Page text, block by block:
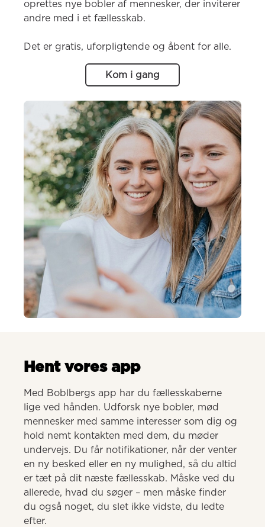
oprettes nye bobler af mennesker, der inviterer
andre med i et fællesskab.
Det er gratis, uforpligtende og åbent for alle.
Kom i gang
Hent vores app
Med Boblbergs app har du fællesskaberne
lige ved hånden. Udforsk nye bobler, mød
mennesker med samme interesser som dig og
hold nemt kontakten med dem, du møder
undervejs. Du får notifikationer, når der venter
en ny besked eller en ny mulighed, så du altid
er tæt på dit næste fællesskab. Måske ved du
allerede, hvad du søger – men måske finder
du også noget, du slet ikke vidste, du ledte
efter.